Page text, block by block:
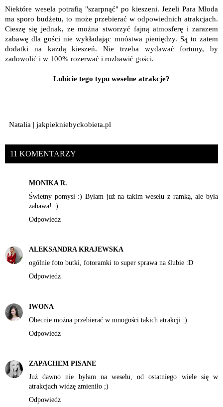
Niektóre wesela potrafią "szarpnąć" po kieszeni. Jeżeli Para Młoda
ma sporo budżetu, to może przebierać w odpowiednich atrakcjach.
Cieszę się jednak, że można stworzyć fajną atmosferę i zarazem
zabawę dla gości nie wykładając mnóstwa pieniędzy. Są to zatem
dodatki na każdą kieszeń. Nie trzeba wydawać fortuny, by
zadowolić i w 100% rozerwać i rozbawić gości.
Lubicie tego typu weselne atrakcje?
Natalia | jakpiekniebyckobieta.pl
11 KOMENTARZY
MONIKA R.
Świetny pomysł :) Byłam już na takim weselu z ramką, ale była
zabawa! :)
Odpowiedz
ALEKSANDRA KRAJEWSKA
ogólnie foto butki, fotoramki to super sprawa na ślubie :D
Odpowiedz
IWONA
Obecnie można przebierać w mnogości takich atrakcji :)
Odpowiedz
ZAPACHEM PISANE
Już dawno nie byłam na weselu, od ostatniego wiele się w
atrakcjach widzę zmieniło ;)
Odpowiedz